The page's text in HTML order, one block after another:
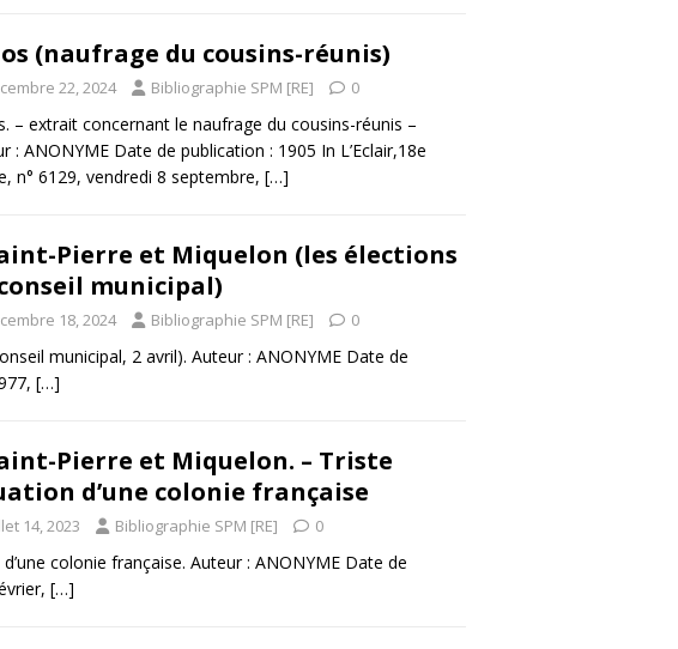
(naufrage du cousins-réunis)
22, 2024 Bibliographie SPM [RE] 0
– extrait concernant le naufrage du cousins-réunis –
: ANONYME Date de publication : 1905 In L’Eclair,18e
n° 6129, vendredi 8 septembre, […]
Pierre et Miquelon (les élections
municipal)
18, 2024 Bibliographie SPM [RE] 0
municipal, 2 avril). Auteur : ANONYME Date de
[…]
Pierre et Miquelon. – Triste
d’une colonie française
14, 2023 Bibliographie SPM [RE] 0
colonie française. Auteur : ANONYME Date de
[…]